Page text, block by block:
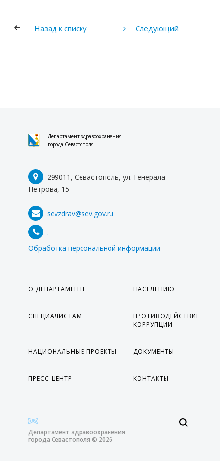
Назад к списку Следующий
Департамент здравоохранения
города Севастополя
299011, Севастополь, ул. Генерала
Петрова, 15
sevzdrav@sev.gov.ru
.
Обработка персональной информации
О ДЕПАРТАМЕНТЕ НАСЕЛЕНИЮ
СПЕЦИАЛИСТАМ
ПРОТИВОДЕЙСТВИЕ
КОРРУПЦИИ
НАЦИОНАЛЬНЫЕ ПРОЕКТЫ ДОКУМЕНТЫ
ПРЕСС-ЦЕНТР КОНТАКТЫ
Департамент здравоохранения
города Севастополя © 2026